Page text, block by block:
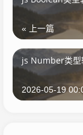
« 上一篇
js Number类型
2026-05-19